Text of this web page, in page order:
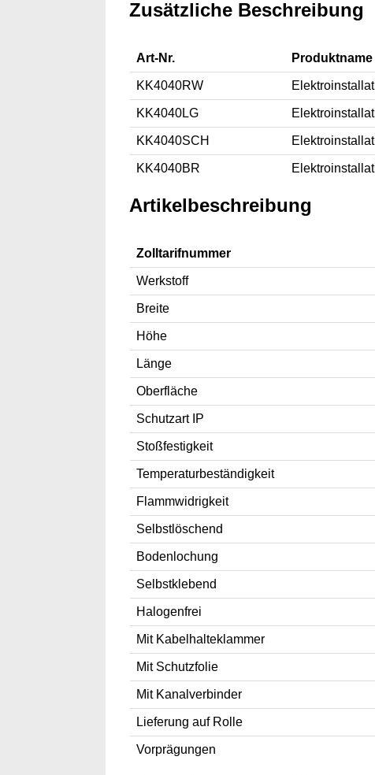
Zusätzliche Beschreibung
Art-Nr. Produktname
KK4040RW
KK4040LG
KK4040SCH
KK4040BR
Artikelbeschreibung
Zolltarifnummer
Werkstoff
Breite
Höhe
Länge
Oberfläche
Schutzart IP
Stoßfestigkeit
Temperaturbeständigkeit
Flammwidrigkeit
Selbstlöschend
Bodenlochung
Selbstklebend
Halogenfrei
Mit Kabelhalteklammer
Mit Schutzfolie
Mit Kanalverbinder
Lieferung auf Rolle
Vorprägungen